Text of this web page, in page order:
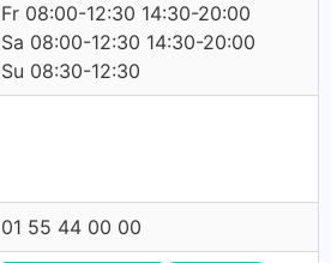
Fr 08:00-12:30 14:30-20:00
Sa 08:00-12:30 14:30-20:00
Su 08:30-12:30
01 55 44 00 00